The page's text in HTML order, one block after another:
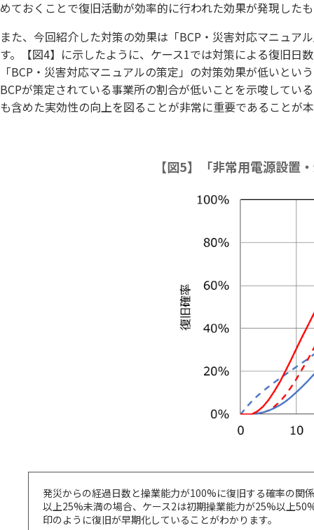
めておくことで復旧活動が効率的に行われた効果が発現した
また、今回紹介した対策の効果は「BCP・災害対応マニュ
す。【図4】に示したように、ケース1では対策による復旧日
「BCP・災害対応マニュアルの策定」の対策効果が低いと
BCPが策定されている事業所の割合が低いことを示唆してい
も含めた実効性の向上を図ることが非常に重要であることが
【図5】「非常用電源設置
発災からの経過日数と操業能力が100%に復旧する確率の関
以上25%未満の場合、ケース2は初期操業能力が25%以上
印のように復旧が早期化していることがわかります。